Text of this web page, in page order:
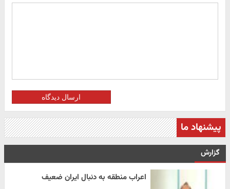
ارسال دیدگاه
پیشنهاد ما
گزارش
اعراب منطقه به دنبال ایران ضعیف